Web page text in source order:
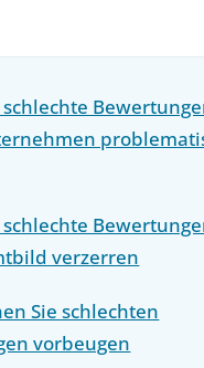
verzerren
Sie schlechten
vorbeugen